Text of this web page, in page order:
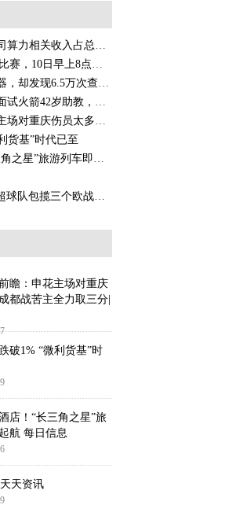
协鑫能科：目前阶段公司算力相关收入占总营收比重较低 焦点简讯
每日动态!“苏超”第六周比赛，10日早上8点起预约购票！
我在家里装了广告拦截器，却发现6.5万次查询去了不该去的地方_今日快看
火箭被挖墙脚！开拓者面试火箭42岁助教，年薪仅100万？或难接受_当前聚焦
中超第11轮前瞻：申花主场对重庆伤员太多，成都战苦主全力取三分|每日关注
货基”时代已至
移动的星级酒店！“长三角之星”旅游列车即将起航 每日信息
能否实现？Opta预测英超球队包揽三个欧战冠军的概率有21.6%_每日热点
瞻：申花主场对重庆
都战苦主全力取三分|
破1% “微利货基”时
店！“长三角之星”旅
航 每日信息
天资讯